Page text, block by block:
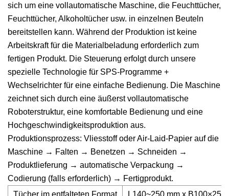
sich um eine vollautomatische Maschine, die Feuchttücher,
Feuchttücher, Alkoholtücher usw. in einzelnen Beuteln
bereitstellen kann. Während der Produktion ist keine
Arbeitskraft für die Materialbeladung erforderlich zum
fertigen Produkt. Die Steuerung erfolgt durch unsere
spezielle Technologie für SPS-Programme +
Wechselrichter für eine einfache Bedienung. Die Maschine
zeichnet sich durch eine äußerst vollautomatische
Roboterstruktur, eine komfortable Bedienung und eine
Hochgeschwindigkeitsproduktion aus.
Produktionsprozess: Vliesstoff oder Air-Laid-Papier auf die
Maschine → Falten → Benetzen → Schneiden →
Produktlieferung → automatische Verpackung →
Codierung (falls erforderlich) → Fertigprodukt.
Tücher im entfalteten Format
L140~250 mm x B100×250